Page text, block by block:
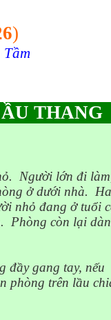
)
Tầm
THANG
Người lớn đi
ở dưới nhà.
nhỏ đang ở tuổi
Phòng còn lại
đầy gang tay, nếu
phòng trên lầu